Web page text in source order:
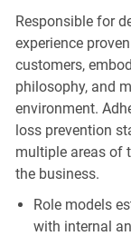
Responsible for
experience
customers,
philosophy, and
environment.
loss prevention
multiple areas of
the business.
Role models
with internal